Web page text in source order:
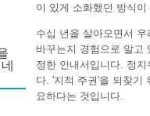
이 있게 소화했던 방식
수십 년을 살아오면서
바꾸는지 경험으로 알고
정한 안내서입니다. 정
다. '지적 주권'을 되찾기
요하다는 것입니다.